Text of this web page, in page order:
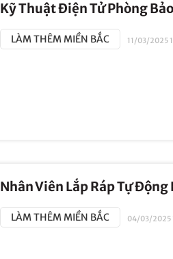
Kỹ Thuật Điện Tử Phòng
LÀM THÊM MIỀN BẮC 11/03/2025
Nhân Viên Lắp Ráp Tự Động
LÀM THÊM MIỀN BẮC 04/03/2025